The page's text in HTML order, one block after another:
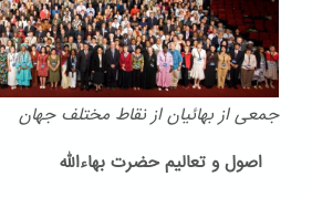
جمعی از بهائیان از نقاط مختلف جهان
اصول و تعالیم حضرت بهاءالله